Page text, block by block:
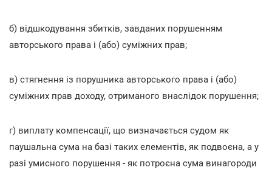
б) відшкодування збитків, завданих порушенням
авторського права і (або) суміжних прав;
в) стягнення із порушника авторського права і (або)
суміжних прав доходу, отриманого внаслідок порушення;
г) виплату компенсації, що визначається судом як
паушальна сума на базі таких елементів, як подвоєна, а у
разі умисного порушення - як потроєна сума винагороди